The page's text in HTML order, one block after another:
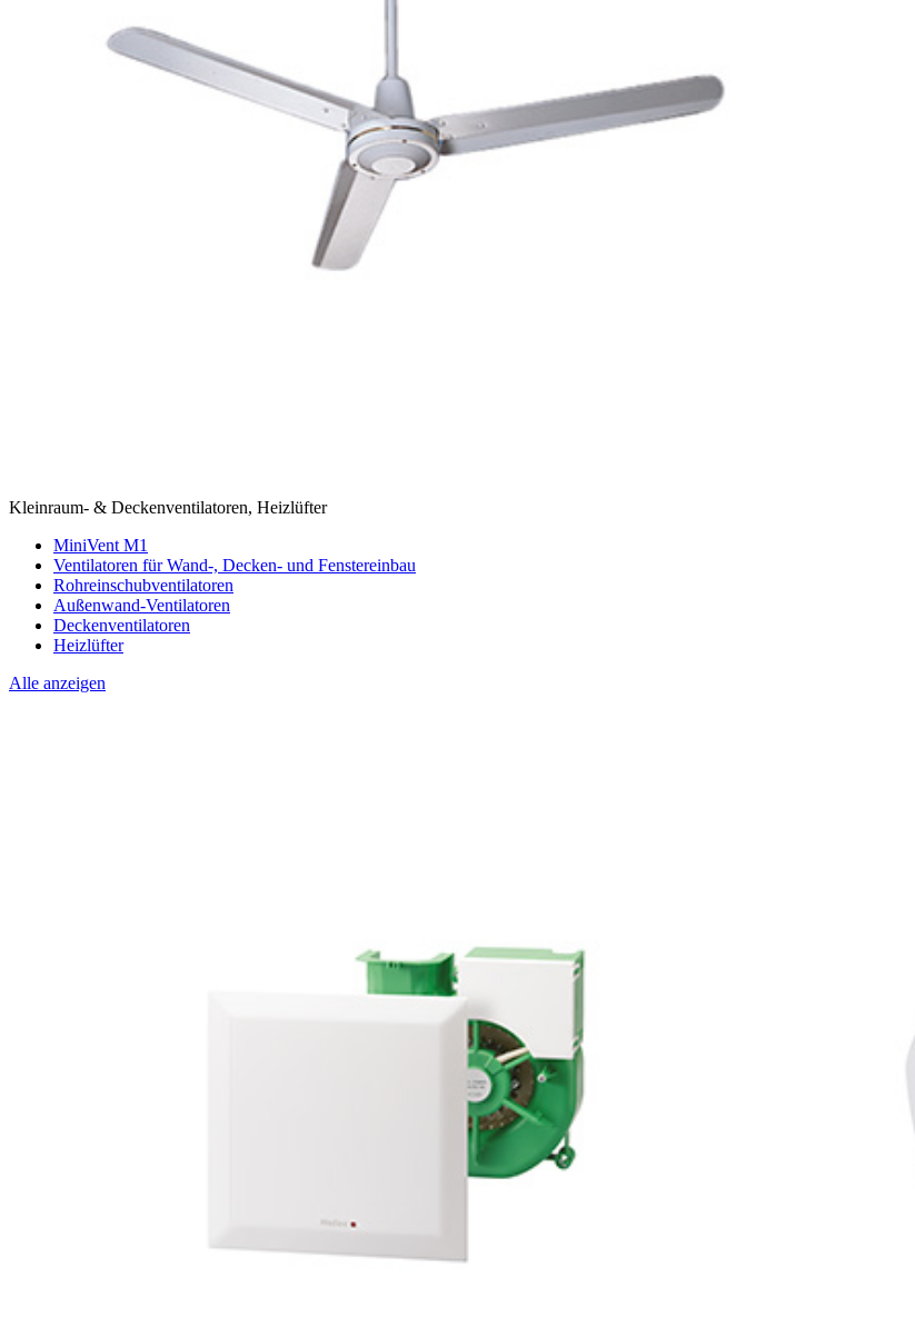
Kleinraum- & Deckenventilatoren, Heizlüfter
MiniVent M1
Ventilatoren für Wand-, Decken- und Fenstereinbau
Rohreinschubventilatoren
Außenwand-Ventilatoren
Deckenventilatoren
Heizlüfter
Alle anzeigen